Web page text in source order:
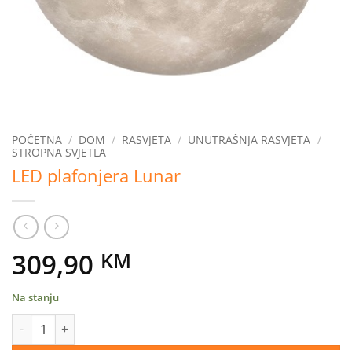
POČETNA / DOM / RASVJETA / UNUTRAŠNJA RASVJETA /
STROPNA SVJETLA
LED plafonjera Lunar
309,90 KM
Na stanju
LED plafonjera Lunar količina